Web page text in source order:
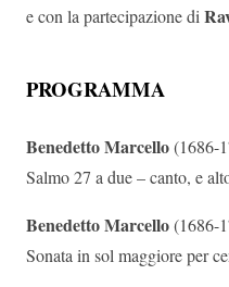
e con la partecipazione di
PROGRAMMA
Benedetto Marcello(1686-
Salmo 27 a due – canto, e
Benedetto Marcello(1686-
Sonata in sol maggiore per